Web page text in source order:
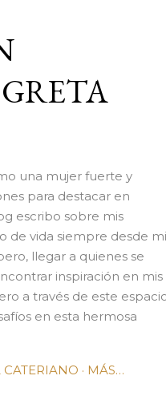
una mujer fuerte y
para destacar en
escribo sobre mis
de vida siempre desde mi
llegar a quienes se
inspiración en mis
a través de este
en esta hermosa
CATERIANO MÁS…